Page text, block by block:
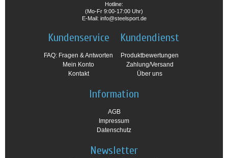
Hotline:
(Mo-Fr 9:00-17:00 Uhr)
E-Mail: info@steelsport.de
Kundenservice
FAQ: Fragen & Antworten
Mein Konto
Kontakt
Kundendienst
Produktbewertungen
Zahlung/Versand
Über uns
Information
AGB
Impressum
Datenschutz
Newsletter